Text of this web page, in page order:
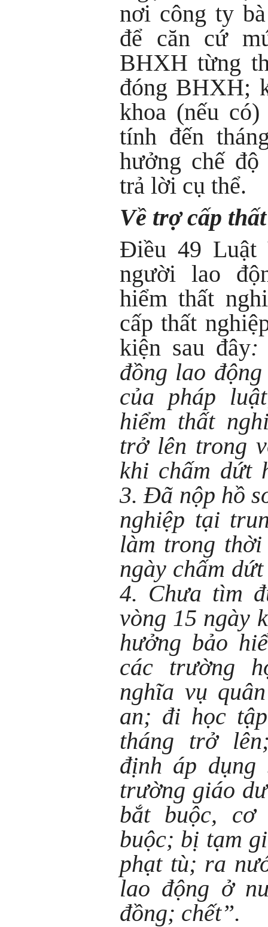
nơi công ty
để căn cứ
BHXH từng
đóng BHXH;
khoa (nếu
tính đến
hưởng chế
trả lời cụ thể.
Về trợ cấp
Điều 49 Luật
người lao
hiểm thất
cấp thất
kiện sau đây:
đồng lao
của pháp
hiểm thất
trở lên trong
khi chấm dứt
3. Đã nộp hồ
nghiệp tại
làm trong
ngày chấm
4. Chưa tìm
vòng 15 ngày
hưởng bảo
các trường
nghĩa vụ
an; đi học
tháng trở
định áp dụng
trường giáo
bắt buộc,
buộc; bị tạm
phạt tù; ra
lao động ở
đồng; chết”.